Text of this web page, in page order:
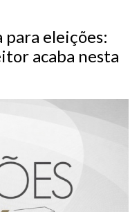
eleições:
acaba nesta